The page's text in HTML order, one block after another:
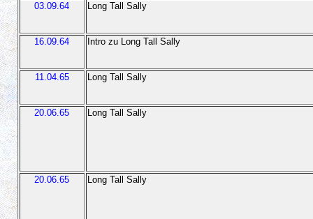
03.09.64 Long Tall Sally
16.09.64 Intro zu Long Tall Sally
11.04.65 Long Tall Sally
20.06.65 Long Tall Sally
20.06.65 Long Tall Sally